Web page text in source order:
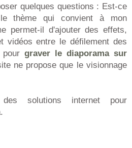
quelques questions : Est-ce
thème qui convient à mon
permet-il d'ajouter des effets,
vidéos entre le défilement des
graver le diaporama sur
ne propose que le visionnage
des solutions internet pour